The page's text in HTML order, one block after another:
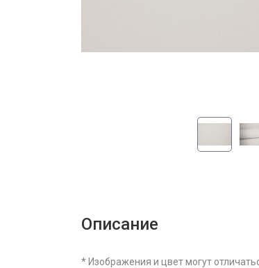
Описание
* Изображения и цвет могут